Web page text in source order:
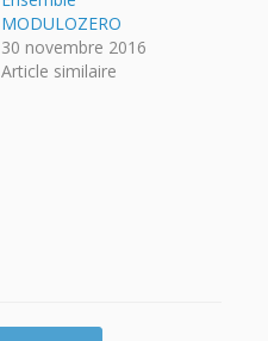
MODULOZERO
30 novembre 2016
Article similaire